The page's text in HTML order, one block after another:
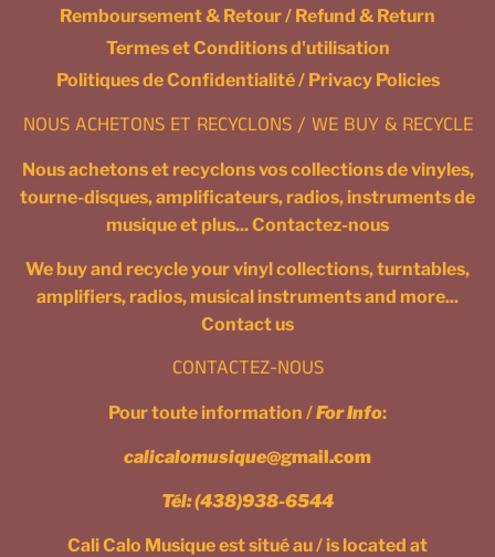
Remboursement & Retour / Refund & Return
Termes et Conditions d'utilisation
Politiques de Confidentialité / Privacy Policies
NOUS ACHETONS ET RECYCLONS / WE BUY & RECYCLE
Nous achetons et recyclons vos collections de vinyles,
tourne-disques, amplificateurs, radios, instruments de
musique et plus... Contactez-nous
We buy and recycle your vinyl collections, turntables,
amplifiers, radios, musical instruments and more...
Contact us
CONTACTEZ-NOUS
Pour toute information /For Info:
calicalomusique@gmail.com
Tél:(438)938-6544
Cali Calo Musique est situé au / is located at